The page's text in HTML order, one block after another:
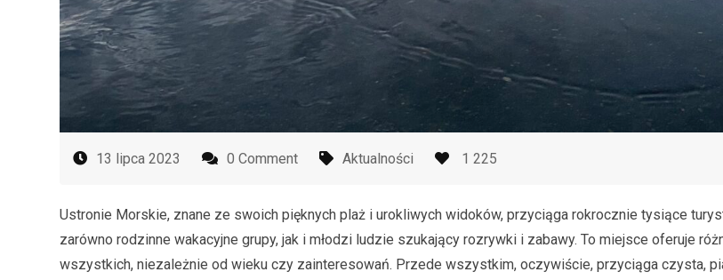
13 lipca 2023 0 Comment Aktualności 1 225
Ustronie Morskie, znane ze swoich pięknych plaż i urokliwych widoków, przyciąga rokrocznie tysiące
zarówno rodzinne wakacyjne grupy, jak i młodzi ludzie szukający rozrywki i zabawy. To miejsce oferuje
wszystkich, niezależnie od wieku czy zainteresowań. Przede wszystkim, oczywiście, przyciąga czysta,